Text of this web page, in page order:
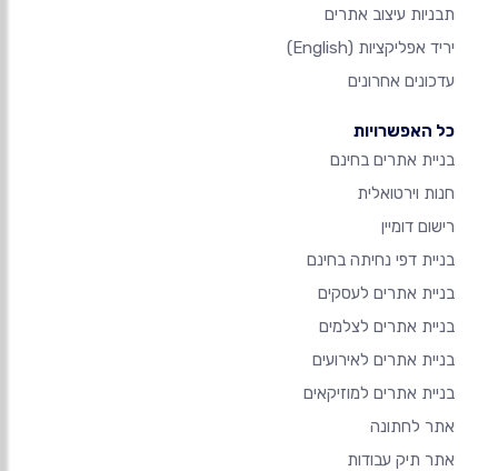
תבניות עיצוב אתרים
יריד אפליקציות (English)
עדכונים אחרונים
כל האפשרויות
בניית אתרים בחינם
חנות וירטואלית
רישום דומיין
בניית דפי נחיתה בחינם
בניית אתרים לעסקים
בניית אתרים לצלמים
בניית אתרים לאירועים
בניית אתרים למוזיקאים
אתר לחתונה
אתר תיק עבודות